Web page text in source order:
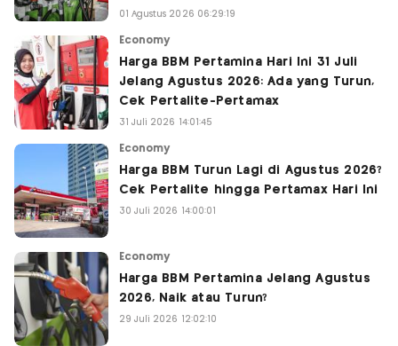
01 Agustus 2026 06:29:19
Economy
Harga BBM Pertamina Hari Ini 31 Juli
Jelang Agustus 2026: Ada yang Turun,
Cek Pertalite-Pertamax
31 Juli 2026 14:01:45
Economy
Harga BBM Turun Lagi di Agustus 2026?
Cek Pertalite hingga Pertamax Hari Ini
30 Juli 2026 14:00:01
Economy
Harga BBM Pertamina Jelang Agustus
2026, Naik atau Turun?
29 Juli 2026 12:02:10